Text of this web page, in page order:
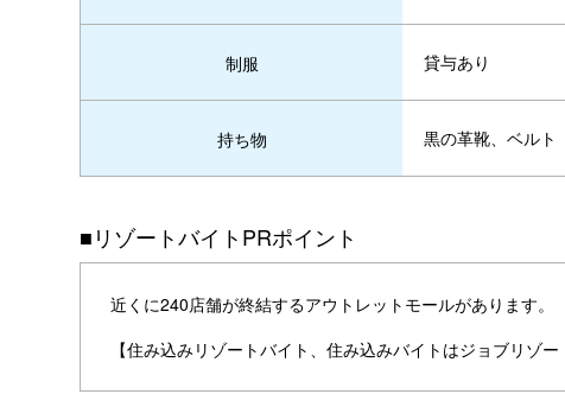
制服 貸与あり
持ち物 黒の革靴、ベルト
■リゾートバイトPRポイント
近くに240店舗が終結するアウトレットモールがあります。
【住み込みリゾートバイト、住み込みバイトはジョブリゾー